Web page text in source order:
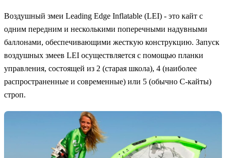
Воздушный змеи Leading Edge Inflatable (LEI) - это кайт с
одним передним и несколькими поперечными надувными
баллонами, обеспечивающими жесткую конструкцию. Запуск
воздушных змеев LEI осуществляется с помощью планки
управления, состоящей из 2 (старая школа), 4 (наиболее
распространенные и современные) или 5 (обычно C-кайты)
строп.